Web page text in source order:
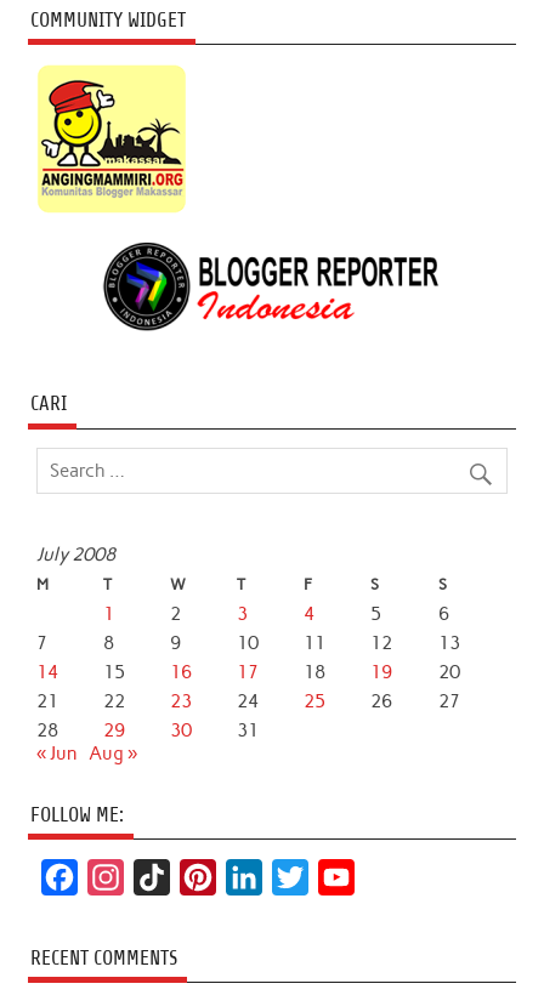
COMMUNITY WIDGET
CARI
July 2008
M T W T F S S
1 2 3 4 5
6
7
8 9 10 11 12
13
14
15 16 17 18 19
20
21
22 23 24 25 26
27
28
29 30
31
« Jun Aug »
FOLLOW ME:
c
e
s
t
k
T
t
k
t
T
RECENT COMMENTS